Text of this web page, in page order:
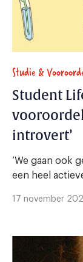
Studie &
Student
introvert’
‘We gaan ook
een heel
17 november